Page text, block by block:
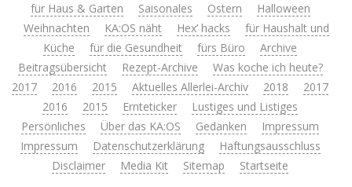
für Haus & Garten
Saisonales Ostern
Halloween
Weihnachten
KA:OS näht Hex’ hacks
für Haushalt und
Küche
für die Gesundheit fürs Büro
Archive
Beitragsübersicht
Rezept-Archive
Was koche ich heute?
2017
2016 2015 Aktuelles Allerlei-Archiv 2018
2017
2016
2015 Ernteticker
Lustiges und Listiges
Persönliches
Über das KA:OS Gedanken
Impressum
Impressum
Datenschutzerklärung
Haftungsausschluss
Disclaimer
Media Kit Sitemap Startseite